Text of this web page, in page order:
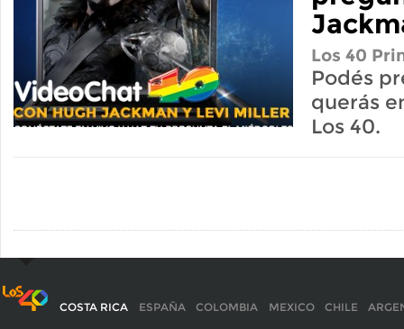
Los 40
Podés
querás
Los 40.
COSTA RICA ESPAÑA COLOMBIA MEXICO CHILE